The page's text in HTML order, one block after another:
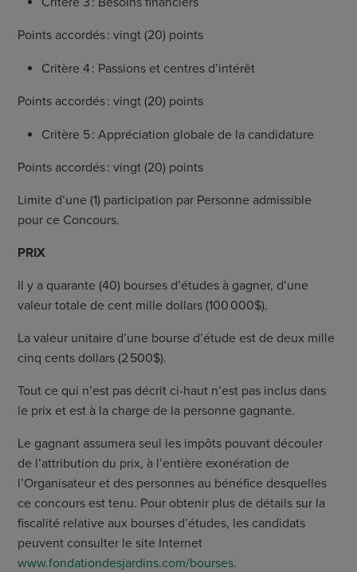
Points accordés : vingt (20) points
Critère 4 : Passions et centres d’intérêt
Points accordés : vingt (20) points
Critère 5 : Appréciation globale de la candidature
Points accordés : vingt (20) points
Limite d’une (1) participation par Personne admissible
pour ce Concours.
PRIX
Il y a quarante (40) bourses d’études à gagner, d’une
valeur totale de cent mille dollars (100 000$).
La valeur unitaire d’une bourse d’étude est de deux mille
cinq cents dollars (2 500$).
Tout ce qui n’est pas décrit ci-haut n’est pas inclus dans
le prix et est à la charge de la personne gagnante.
Le gagnant assumera seul les impôts pouvant découler
de l’attribution du prix, à l’entière exonération de
l’Organisateur et des personnes au bénéfice desquelles
ce concours est tenu. Pour obtenir plus de détails sur la
fiscalité relative aux bourses d’études, les candidats
peuvent consulter le site Internet
www.fondationdesjardins.com/bourses.